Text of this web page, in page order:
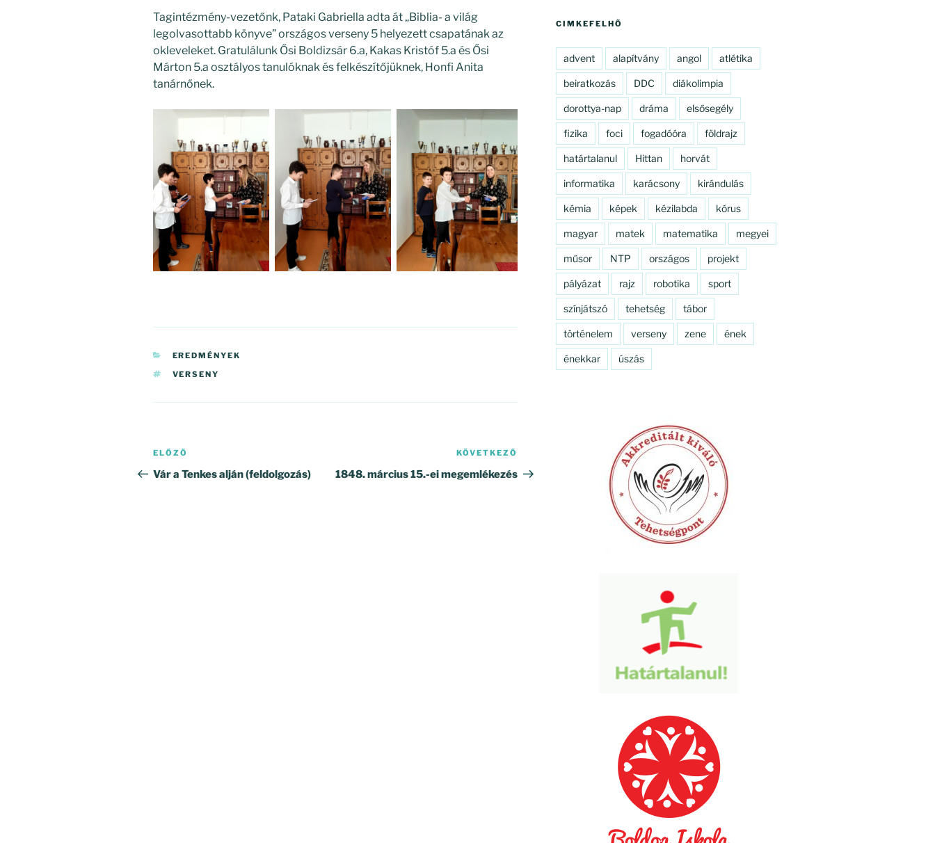
Tagintézmény-vezetőnk, Pataki Gabriella adta át „Biblia- a világ
legolvasottabb könyve” országos verseny 5 helyezett csapatának az
okleveleket. Gratulálunk Ősi Boldizsár 6.a, Kakas Kristóf 5.a és Ősi
Márton 5.a osztályos tanulóknak és felkészítőjüknek, Honfi Anita
tanárnőnek.
KATEGÓRIÁK
EREDMÉNYEK
CÍMKÉK
VERSENY
Bejegyzés
navigáció
Korábbi
bejegyzés
ELŐZŐ
Vár a Tenkes alján (feldolgozás)
bejegyzés
KÖVETKEZŐ
1848. március 15.-ei megemlékezés
CIMKEFELHŐ
advent alapítvány angol atlétika
beiratkozás DDC diákolimpia
dorottya-nap dráma elsősegély
fizika foci fogadóóra földrajz
határtalanul Hittan horvát
informatika karácsony kirándulás
kémia képek kézilabda kórus
magyar matek matematika megyei
műsor NTP országos projekt
pályázat rajz robotika sport
színjátszó tehetség tábor
történelem verseny zene ének
énekkar úszás